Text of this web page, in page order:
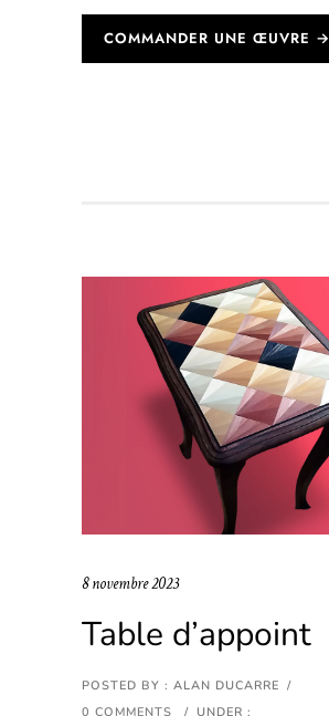
COMMANDER UNE ŒUVRE →
8 novembre 2023
Table d’appoint
POSTED BY : ALAN DUCARRE /
0 COMMENTS
/ UNDER :